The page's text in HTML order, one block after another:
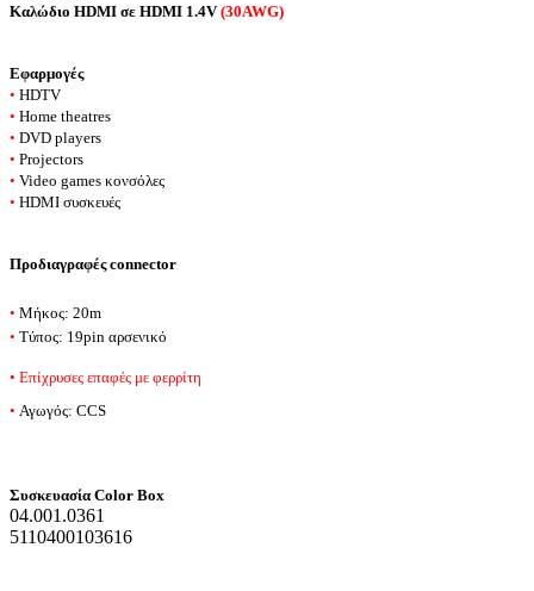
Καλώδιο HDMI σε HDMI 1.4V(30AWG)
Εφαρμογές
• HDTV
• Home theatres
• DVD players
• Projectors
• Video games κονσόλες
• HDMI συσκευές
Προδιαγραφές connector
• Μήκος: 20m
• Tύπος: 19pin αρσενικό
• Επίχρυσες επαφές με φερρίτη
• Αγωγός: CCS
Συσκευασία Color Box
04.001.0361
5110400103616